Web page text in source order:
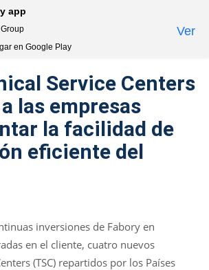
app
en Google Play
Ver
Service Centers
las empresas
la facilidad de
eficiente del
inversiones de Fabory en
en el cliente, cuatro nuevos
(TSC) repartidos por los Países